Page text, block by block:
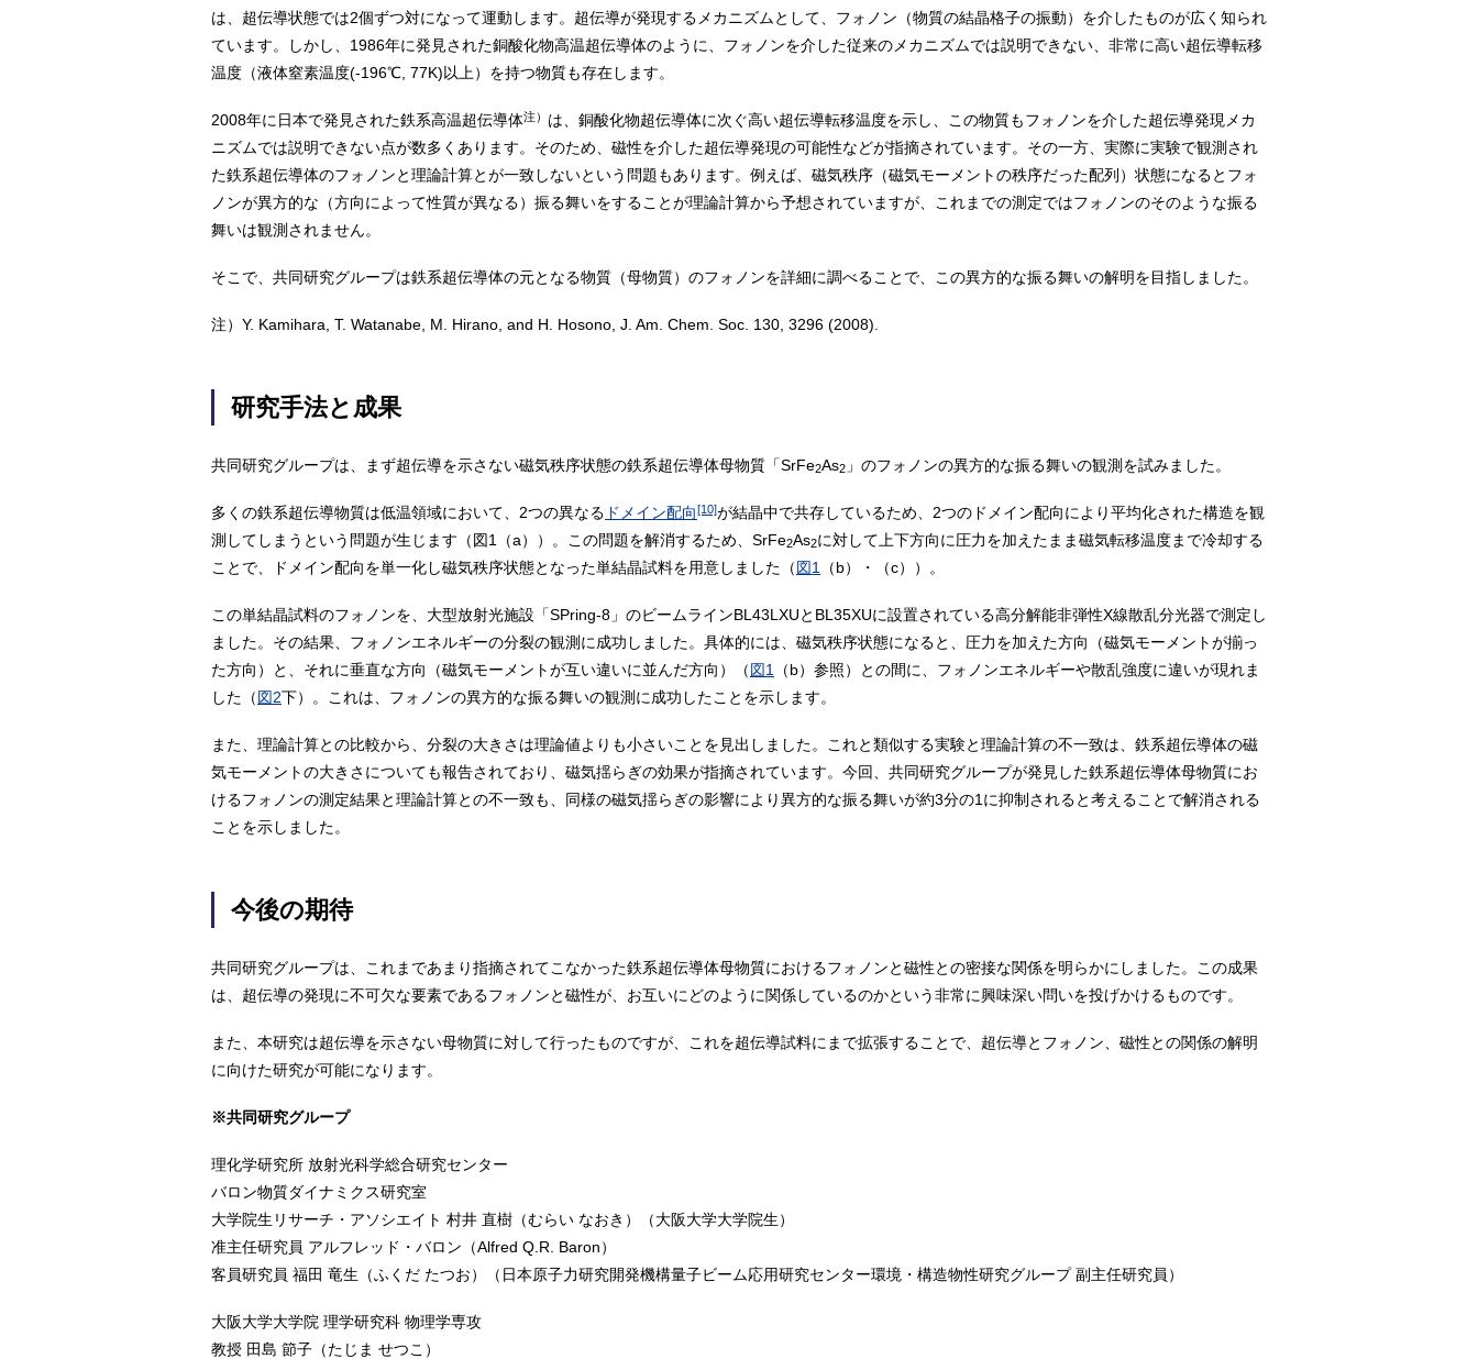
は、超伝導状態では2個ずつ対になって運動します。超伝導が発現するメカニズムとして、フォノン（物質の結晶格子の振動）を介したものが広く知られ
ています。しかし、1986年に発見された銅酸化物高温超伝導体のように、フォノンを介した従来のメカニズムでは説明できない、非常に高い超伝導転移
温度（液体窒素温度(-196℃, 77K)以上）を持つ物質も存在します。
2008年に日本で発見された鉄系高温超伝導体注） は、銅酸化物超伝導体に次ぐ高い超伝導転移温度を示し、この物質もフォノンを介した超伝導発現メカ
ニズムでは説明できない点が数多くあります。そのため、磁性を介した超伝導発現の可能性などが指摘されています。その一方、実際に実験で観測され
た鉄系超伝導体のフォノンと理論計算とが一致しないという問題もあります。例えば、磁気秩序（磁気モーメントの秩序だった配列）状態になるとフォ
ノンが異方的な（方向によって性質が異なる）振る舞いをすることが理論計算から予想されていますが、これまでの測定ではフォノンのそのような振る
舞いは観測されません。
そこで、共同研究グループは鉄系超伝導体の元となる物質（母物質）のフォノンを詳細に調べることで、この異方的な振る舞いの解明を目指しました。
注） Y. Kamihara, T. Watanabe, M. Hirano, and H. Hosono, J. Am. Chem. Soc. 130, 3296 (2008).
研究手法と成果
共同研究グループは、まず超伝導を示さない磁気秩序状態の鉄系超伝導体母物質「SrFe2As2 」のフォノンの異方的な振る舞いの観測を試みました。
多くの鉄系超伝導物質は低温領域において、2つの異なる ドメイン配向[10]が結晶中で共存しているため、2つのドメイン配向により平均化された構造を観
測してしまうという問題が生じます（図1（a））。この問題を解消するため、SrFe2As2に対して上下方向に圧力を加えたまま磁気転移温度まで冷却する
ことで、ドメイン配向を単一化し磁気秩序状態となった単結晶試料を用意しました（図1 （b）・（c））。
この単結晶試料のフォノンを、大型放射光施設「SPring-8」のビームラインBL43LXUとBL35XUに設置されている高分解能非弾性X線散乱分光器で測定し
ました。その結果、フォノンエネルギーの分裂の観測に成功しました。具体的には、磁気秩序状態になると、圧力を加えた方向（磁気モーメントが揃っ
た方向）と、それに垂直な方向（磁気モーメントが互い違いに並んだ方向）（図1
（b）参照）との間に、フォノンエネルギーや散乱強度に違いが現れま
した（図2下）。これは、フォノンの異方的な振る舞いの観測に成功したことを示します。
また、理論計算との比較から、分裂の大きさは理論値よりも小さいことを見出しました。これと類似する実験と理論計算の不一致は、鉄系超伝導体の磁
気モーメントの大きさについても報告されており、磁気揺らぎの効果が指摘されています。今回、共同研究グループが発見した鉄系超伝導体母物質にお
けるフォノンの測定結果と理論計算との不一致も、同様の磁気揺らぎの影響により異方的な振る舞いが約3分の1に抑制されると考えることで解消される
ことを示しました。
今後の期待
共同研究グループは、これまであまり指摘されてこなかった鉄系超伝導体母物質におけるフォノンと磁性との密接な関係を明らかにしました。この成果
は、超伝導の発現に不可欠な要素であるフォノンと磁性が、お互いにどのように関係しているのかという非常に興味深い問いを投げかけるものです。
また、本研究は超伝導を示さない母物質に対して行ったものですが、これを超伝導試料にまで拡張することで、超伝導とフォノン、磁性との関係の解明
に向けた研究が可能になります。
※共同研究グループ
理化学研究所 放射光科学総合研究センター
バロン物質ダイナミクス研究室
大学院生リサーチ・アソシエイト 村井 直樹（むらい なおき）（大阪大学大学院生）
准主任研究員 アルフレッド・バロン（Alfred Q.R. Baron）
客員研究員 福田 竜生（ふくだ たつお）（日本原子力研究開発機構量子ビーム応用研究センター環境・構造物性研究グループ 副主任研究員）
大阪大学大学院 理学研究科 物理学専攻
教授 田島 節子（たじま せつこ）